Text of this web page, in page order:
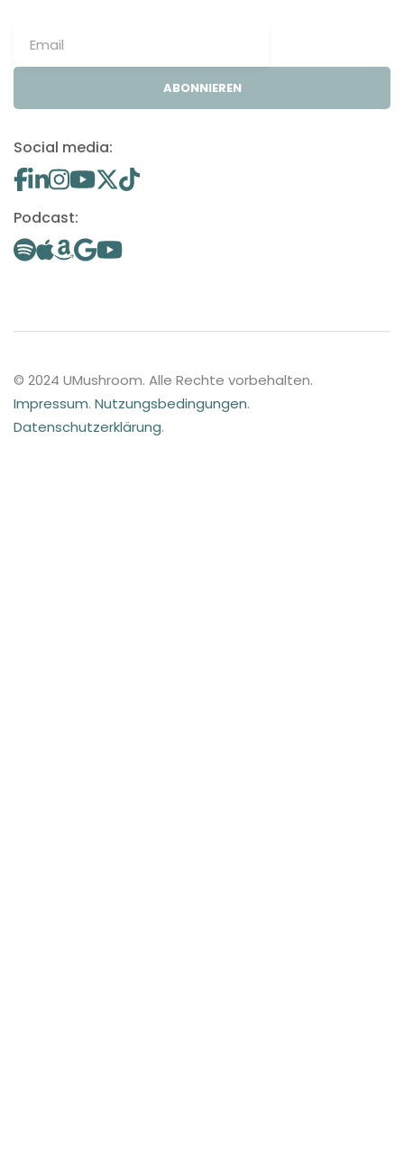
ABONNIEREN
Social media:
Podcast:
© 2024 UMushroom. Alle Rechte vorbehalten.
Impressum. Nutzungsbedingungen.
Datenschutzerklärung.